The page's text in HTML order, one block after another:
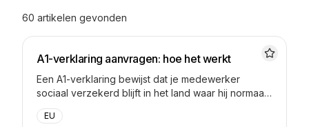
60 artikelen gevonden
A1-verklaring aanvragen: hoe het werkt
Een A1-verklaring bewijst dat je medewerker
sociaal verzekerd blijft in het land waar hij normaal
werkt. Wie vraagt hem aan, hoe lang duurt dat, en
wat moet er bij een controle bij zitten?
EU